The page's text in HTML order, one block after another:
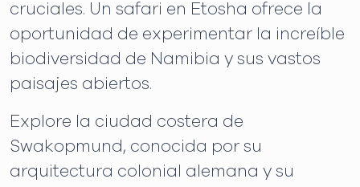
cruciales. Un safari en Etosha ofrece la
oportunidad de experimentar la increíble
biodiversidad de Namibia y sus vastos
paisajes abiertos.
Explore la ciudad costera de
Swakopmund, conocida por su
arquitectura colonial alemana y su